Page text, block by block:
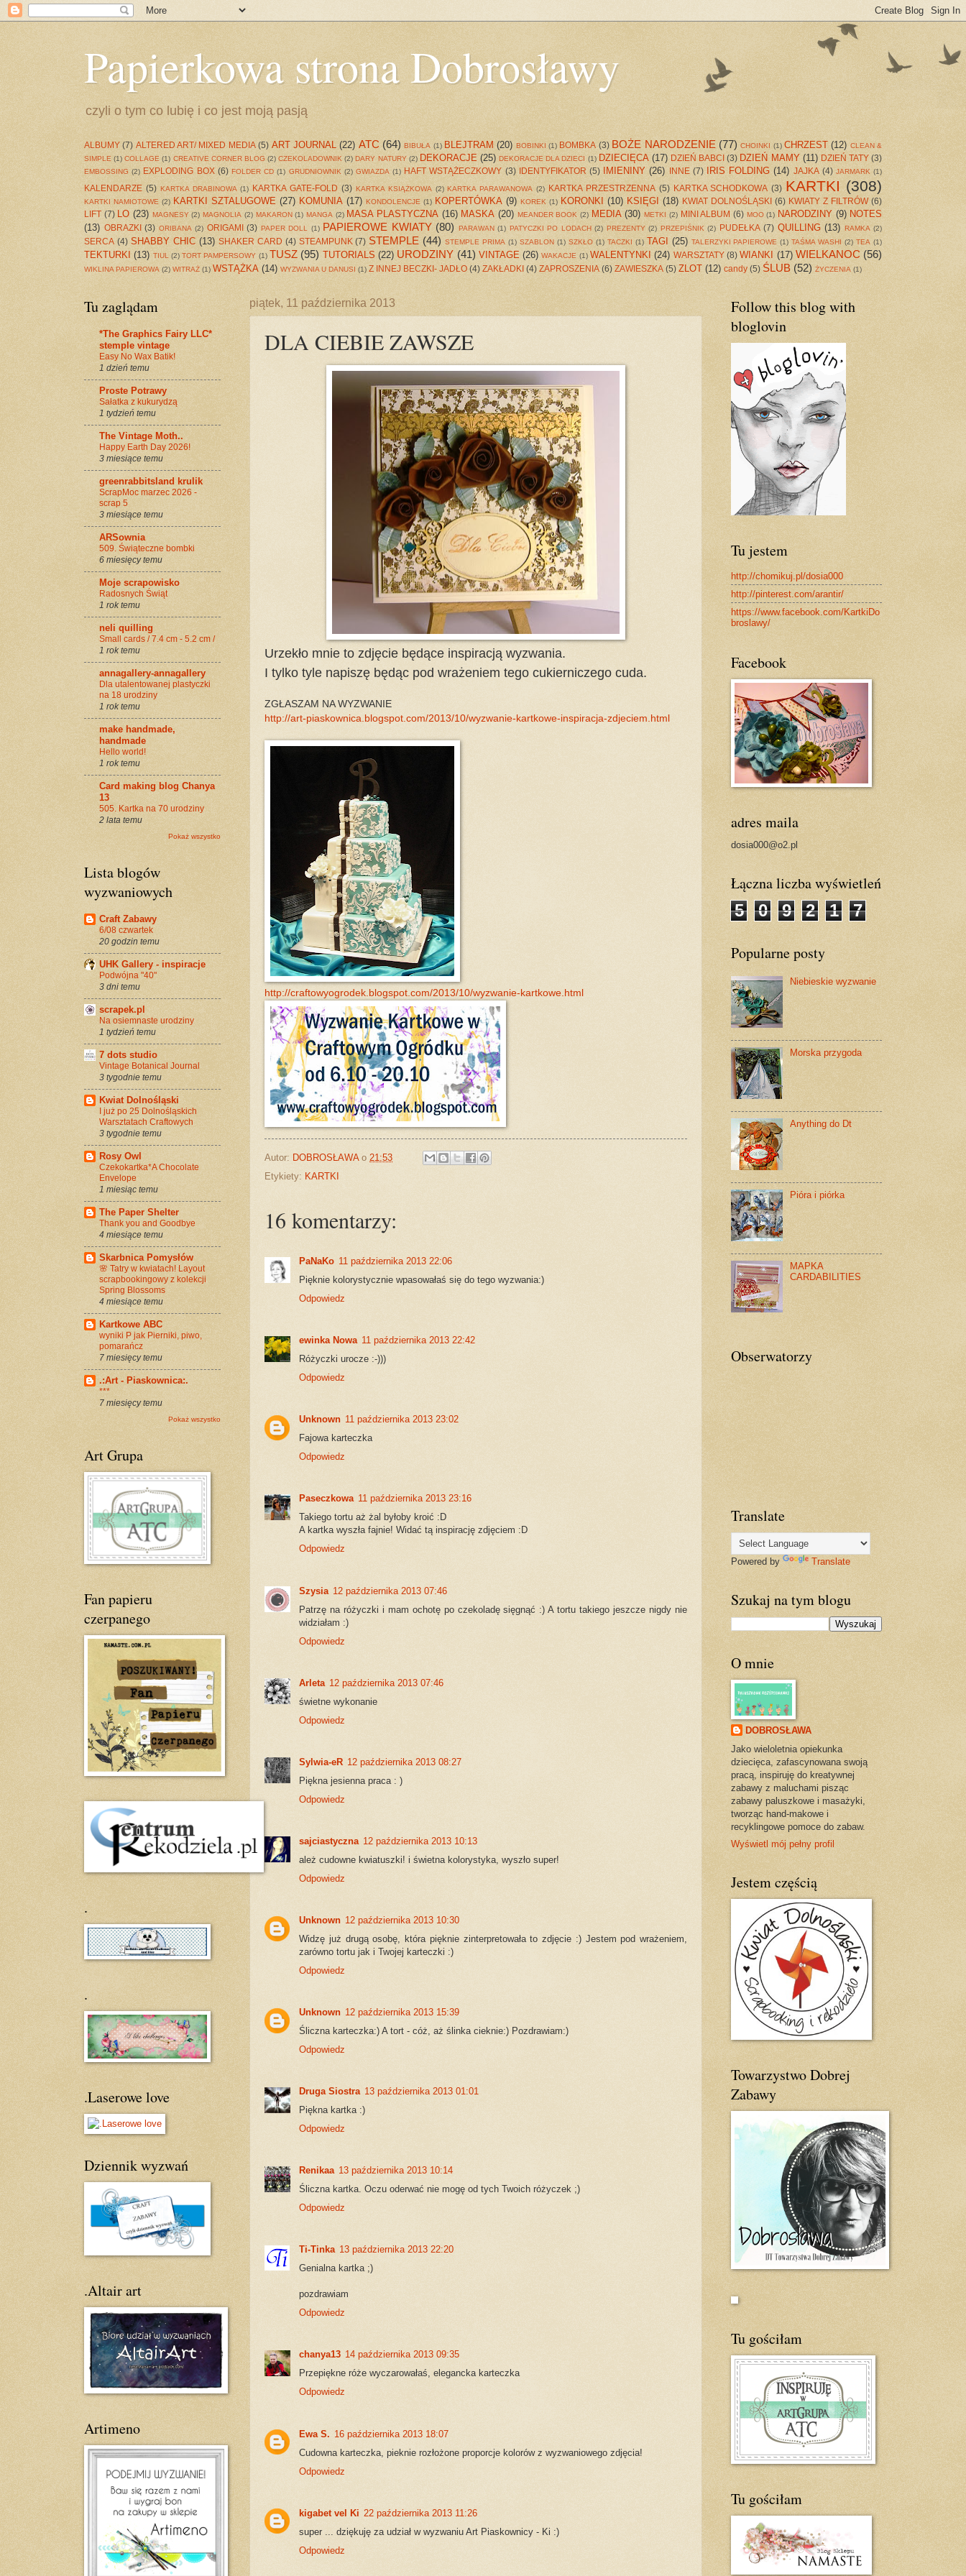
Papierkowa strona Dobrosławy
czyli o tym co lubię i co jest moją pasją
ALBUMY (7) ALTERED ART/ MIXED MEDIA (5) ART JOURNAL (22) ATC (64) BIBUŁA (1) BLEJTRAM (20) BOBINKI (1) BOMBKA (3) BOŻE NARODZENIE (77) CHOINKI (1) CHRZEST (12) CLEAN &
SIMPLE (1) COLLAGE (1) CREATIVE CORNER BLOG (2) CZEKOLADOWNIK (2) DARY NATURY (2) DEKORACJE (25) DEKORACJE DLA DZIECI (1) DZIECIĘCA (17) DZIEŃ BABCI (3) DZIEŃ MAMY (11) DZIEŃ TATY (3)
EMBOSSING (2) EXPLODING BOX (6) FOLDER CD (1) GRUDNIOWNIK (2) GWIAZDA (1) HAFT WSTĄŻECZKOWY (3) IDENTYFIKATOR (5) IMIENINY (26) INNE (7) IRIS FOLDING (14) JAJKA (4) JARMARK (1)
KALENDARZE (5) KARTKA DRABINOWA (1) KARTKA GATE-FOLD (3) KARTKA KSIĄŻKOWA (2) KARTKA PARAWANOWA (2) KARTKA PRZESTRZENNA (5) KARTKA SCHODKOWA (3) KARTKI (308)
KARTKI NAMIOTOWE (2) KARTKI SZTALUGOWE (27) KOMUNIA (17) KONDOLENCJE (1) KOPERTÓWKA (9) KOREK (1) KORONKI (10) KSIĘGI (18) KWIAT DOLNOŚLĄSKI (6) KWIATY Z FILTRÓW (6)
LIFT (7) LO (23) MAGNESY (2) MAGNOLIA (2) MAKARON (1) MANGA (2) MASA PLASTYCZNA (16) MASKA (20) MEANDER BOOK (2) MEDIA (30) METKI (2) MINI ALBUM (6) MOO (1) NARODZINY (9) NOTES
(13) OBRAZKI (3) ORIBANA (2) ORIGAMI (3) PAPER DOLL (1) PAPIEROWE KWIATY (80) PARAWAN (1) PATYCZKI PO LODACH (2) PREZENTY (2) PRZEPIŚNIK (2) PUDEŁKA (7) QUILLING (13) RAMKA (2)
SERCA (4) SHABBY CHIC (13) SHAKER CARD (4) STEAMPUNK (7) STEMPLE (44) STEMPLE PRIMA (1) SZABLON (1) SZKŁO (1) TACZKI (1) TAGI (25) TALERZYKI PAPIEROWE (1) TAŚMA WASHI (2) TEA (1)
TEKTURKI (13) TIUL (2) TORT PAMPERSOWY (1) TUSZ (95) TUTORIALS (22) URODZINY (41) VINTAGE (26) WAKACJE (1) WALENTYNKI (24) WARSZTATY (8) WIANKI (17) WIELKANOC (56)
WIKLINA PAPIEROWA (2) WITRAŻ (1) WSTĄŻKA (14) WYZWANIA U DANUSI (1) Z INNEJ BECZKI- JADŁO (4) ZAKŁADKI (4) ZAPROSZENIA (6) ZAWIESZKA (5) ZLOT (12) candy (5) ŚLUB (52) ŻYCZENIA (1)
piątek, 11 października 2013
DLA CIEBIE ZAWSZE
Urzekło mnie to zdjęcie będące inspiracją wyzwania.
I tylko tyle napiszę będąc pod wrażeniem tego cukierniczego cuda.
ZGŁASZAM NA WYZWANIE
http://art-piaskownica.blogspot.com/2013/10/wyzwanie-kartkowe-inspiracja-zdjeciem.html
http://craftowyogrodek.blogspot.com/2013/10/wyzwanie-kartkowe.html
Autor: DOBROSŁAWA o 21:53
Etykiety: KARTKI
16 komentarzy:
PaNaKo 11 października 2013 22:06
Pięknie kolorystycznie wpasowałaś się do tego wyzwania:)
Odpowiedz
ewinka Nowa 11 października 2013 22:42
Różyczki urocze :-)))
Odpowiedz
Unknown 11 października 2013 23:02
Fajowa karteczka
Odpowiedz
Paseczkowa 11 października 2013 23:16
Takiego tortu aż żal byłoby kroić :D
A kartka wyszła fajnie! Widać tą inspirację zdjęciem :D
Odpowiedz
Szysia 12 października 2013 07:46
Patrzę na różyczki i mam ochotę po czekoladę sięgnąć :) A tortu takiego jeszcze nigdy nie
widziałam :)
Odpowiedz
Arleta 12 października 2013 07:46
świetne wykonanie
Odpowiedz
Sylwia-eR 12 października 2013 08:27
Piękna jesienna praca : )
Odpowiedz
sajciastyczna 12 października 2013 10:13
ależ cudowne kwiatuszki! i świetna kolorystyka, wyszło super!
Odpowiedz
Unknown 12 października 2013 10:30
Widzę już drugą osobę, która pięknie zinterpretowała to zdjęcie :) Jestem pod wrażeniem,
zarówno tortu jak i Twojej karteczki :)
Odpowiedz
Unknown 12 października 2013 15:39
Śliczna karteczka:) A tort - cóż, aż ślinka cieknie:) Pozdrawiam:)
Odpowiedz
Druga Siostra 13 października 2013 01:01
Piękna kartka :)
Odpowiedz
Renikaa 13 października 2013 10:14
Śliczna kartka. Oczu oderwać nie mogę od tych Twoich różyczek ;)
Odpowiedz
Ti-Tinka 13 października 2013 22:20
Genialna kartka ;)
pozdrawiam
Odpowiedz
chanya13 14 października 2013 09:35
Przepiękne róże wyczarowałaś, elegancka karteczka
Odpowiedz
Ewa S. 16 października 2013 18:07
Cudowna karteczka, pieknie rozłożone proporcje kolorów z wyzwaniowego zdjęcia!
Odpowiedz
kigabet vel Ki 22 października 2013 11:26
super ... dziękuję za udział w wyzwaniu Art Piaskownicy - Ki :)
Odpowiedz
Tu zaglądam
*The Graphics Fairy LLC*
stemple vintage
Easy No Wax Batik!
1 dzień temu
Proste Potrawy
Sałatka z kukurydzą
1 tydzień temu
The Vintage Moth..
Happy Earth Day 2026!
3 miesiące temu
greenrabbitsland krulik
ScrapMoc marzec 2026 -
scrap 5
3 miesiące temu
ARSownia
509. Świąteczne bombki
6 miesięcy temu
Moje scrapowisko
Radosnych Świąt
1 rok temu
neli quilling
Small cards / 7.4 cm - 5.2 cm /
1 rok temu
annagallery-annagallery
Dla utalentowanej plastyczki
na 18 urodziny
1 rok temu
make handmade,
handmade
Hello world!
1 rok temu
Card making blog Chanya
13
505. Kartka na 70 urodziny
2 lata temu
Pokaż wszystko
Lista blogów
wyzwaniowych
Craft Zabawy
6/08 czwartek
20 godzin temu
UHK Gallery - inspiracje
Podwójna "40"
3 dni temu
scrapek.pl
Na osiemnaste urodziny
1 tydzień temu
7 dots studio
Vintage Botanical Journal
3 tygodnie temu
Kwiat Dolnośląski
I już po 25 Dolnośląskich
Warsztatach Craftowych
3 tygodnie temu
Rosy Owl
Czekokartka*A Chocolate
Envelope
1 miesiąc temu
The Paper Shelter
Thank you and Goodbye
4 miesiące temu
Skarbnica Pomysłów
🌸 Tatry w kwiatach! Layout
scrapbookingowy z kolekcji
Spring Blossoms
4 miesiące temu
Kartkowe ABC
wyniki P jak Pierniki, piwo,
pomarańcz
7 miesięcy temu
.:Art - Piaskownica:.
***
7 miesięcy temu
Pokaż wszystko
Art Grupa
Fan papieru
czerpanego
.
.
.Laserowe love
Dziennik wyzwań
.Altair art
Artimeno
Follow this blog with
bloglovin
Tu jestem
http://chomikuj.pl/dosia000
http://pinterest.com/arantir/
https://www.facebook.com/KartkiDo
broslawy/
Facebook
adres maila
dosia000@o2.pl
Łączna liczba wyświetleń
5
0 9 2 1 7
Popularne posty
Niebieskie wyzwanie
Morska przygoda
Anything do Dt
Pióra i piórka
MAPKA
CARDABILITIES
Obserwatorzy
Translate
Powered by Translate
Szukaj na tym blogu
O mnie
DOBROSŁAWA
Jako wieloletnia opiekunka
dziecięca, zafascynowana swoją
pracą, inspiruję do kreatywnej
zabawy z maluchami pisząc
zabawy paluszkowe i masażyki,
tworząc hand-makowe i
recyklingowe pomoce do zabaw.
Wyświetl mój pełny profil
Jestem częścią
Towarzystwo Dobrej
Zabawy
Tu gościłam
Tu gościłam